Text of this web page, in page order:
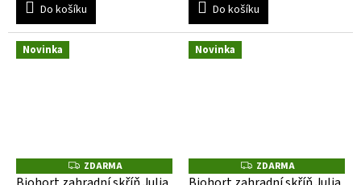
Do košíku Do košíku
Novinka
Z
D
ZDARMA
Novinka
Z
D
ZDARMA